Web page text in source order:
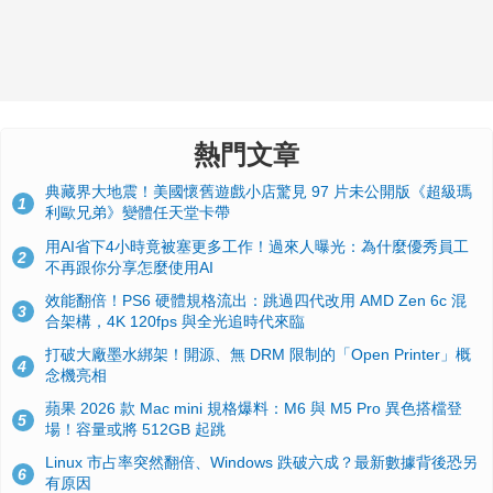
熱門文章
1
典藏界大地震！美國懷舊遊戲小店驚見 97 片未公開版《超級瑪
利歐兄弟》變體任天堂卡帶
2
用AI省下4小時竟被塞更多工作！過來人曝光：為什麼優秀員工
不再跟你分享怎麼使用AI
3
效能翻倍！PS6 硬體規格流出：跳過四代改用 AMD Zen 6c 混
合架構，4K 120fps 與全光追時代來臨
4
打破大廠墨水綁架！開源、無 DRM 限制的「Open Printer」概
念機亮相
5
蘋果 2026 款 Mac mini 規格爆料：M6 與 M5 Pro 異色搭檔登
場！容量或將 512GB 起跳
6
Linux 市占率突然翻倍、Windows 跌破六成？最新數據背後恐另
有原因